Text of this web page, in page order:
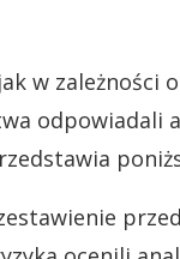
w zależności
odpowiadali